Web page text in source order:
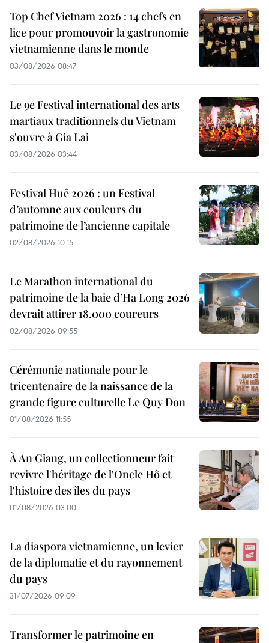
Top Chef Vietnam 2026 : 14 chefs en
lice pour promouvoir la gastronomie
vietnamienne dans le monde
03/08/2026 08:47
Le 9e Festival international des arts
martiaux traditionnels du Vietnam
s'ouvre à Gia Lai
03/08/2026 03:44
Festival Huê 2026 : un Festival
d’automne aux couleurs du
patrimoine de l’ancienne capitale
02/08/2026 10:15
Le Marathon international du
patrimoine de la baie d’Ha Long 2026
devrait attirer 18.000 coureurs
02/08/2026 09:55
Cérémonie nationale pour le
tricentenaire de la naissance de la
grande figure culturelle Le Quy Don
01/08/2026 11:55
À An Giang, un collectionneur fait
revivre l'héritage de l'Oncle Hô et
l'histoire des îles du pays
01/08/2026 03:00
La diaspora vietnamienne, un levier
de la diplomatie et du rayonnement
du pays
31/07/2026 09:09
Transformer le patrimoine en